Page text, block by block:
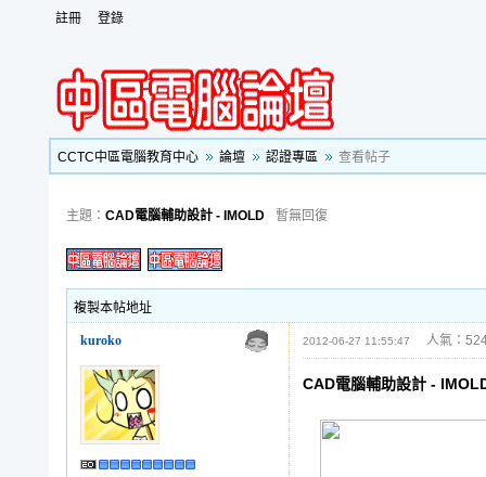
註冊 登錄
CCTC中區電腦教育中心 論壇 認證專區 查看帖子
主題： CAD電腦輔助設計 - IMOLD 暫無回復
複製本帖地址
kuroko 2012-06-27 11:55:47 人氣：
CAD電腦輔助設計 -